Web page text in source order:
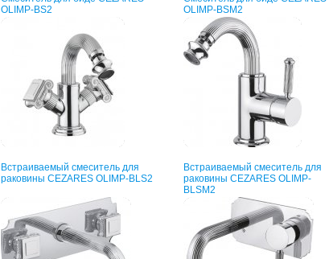
OLIMP-BS2
OLIMP-BSM2
Встраиваемый смеситель для
раковины CEZARES OLIMP-BLS2
Встраиваемый смеситель для
раковины CEZARES OLIMP-
BLSM2